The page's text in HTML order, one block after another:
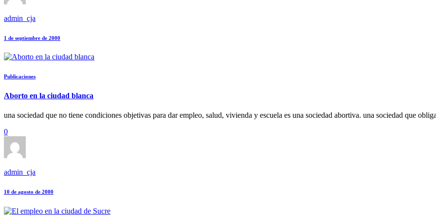
admin_cja
1 de septiembre de 2000
Publicaciones
Aborto en la ciudad blanca
una sociedad que no tiene condiciones objetivas para dar empleo, salud, vivienda y escuela es una sociedad abortiva. una sociedad que
0
admin_cja
10 de agosto de 2000